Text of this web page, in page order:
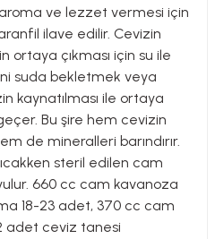
ve lezzet vermesi için
ilave edilir. Cevizin
ortaya çıkması için su ile
suda bekletmek veya
kaynatılması ile ortaya
Bu şire hem cevizin
de mineralleri barındırır.
steril edilen cam
660 cc cam kavanoza
18-23 adet, 370 cc cam
adet ceviz tanesi